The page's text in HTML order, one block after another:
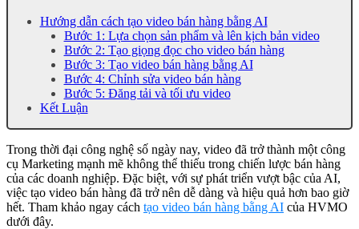
Hướng dẫn cách tạo video bán hàng bằng AI
Bước 1: Lựa chọn sản phẩm và lên kịch bản video
Bước 2: Tạo giọng đọc cho video bán hàng
Bước 3: Tạo video bán hàng bằng AI
Bước 4: Chỉnh sửa video bán hàng
Bước 5: Đăng tải và tối ưu video
Kết Luận
Trong thời đại công nghệ số ngày nay, video đã trở thành một công
cụ Marketing mạnh mẽ không thể thiếu trong chiến lược bán hàng
của các doanh nghiệp. Đặc biệt, với sự phát triển vượt bậc của AI,
việc tạo video bán hàng đã trở nên dễ dàng và hiệu quả hơn bao giờ
hết. Tham khảo ngay cách tạo video bán hàng bằng AI của HVMO
dưới đây.